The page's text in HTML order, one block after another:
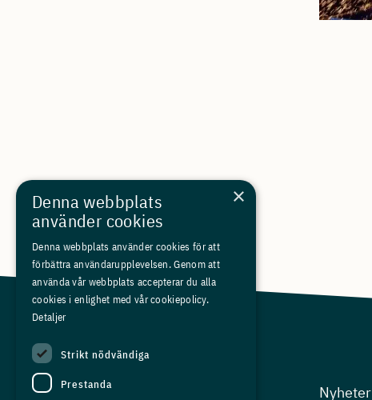
Arbetsgivarfrågor Nyheter
×
Denna webbplats
använder cookies
Denna webbplats använder cookies för att
förbättra användarupplevelsen. Genom att
använda vår webbplats accepterar du alla
cookies i enlighet med vår cookiepolicy.
Detaljer
Strikt nödvändiga
Prestanda